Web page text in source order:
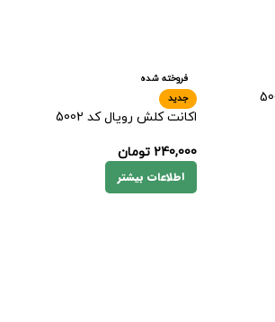
فروخته شده
جدید
اکانت کلش رویال کد 5002
240,000 تومان
اطلاعات بیشتر